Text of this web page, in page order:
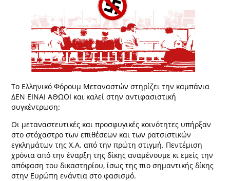
Το Ελληνικό Φόρουμ Μεταναστών στηρίζει την καμπάνια
ΔΕΝ ΕΙΝΑΙ ΑΘΩΟΙ και καλεί στην αντιφασιστική
συγκέντρωση:
Οι μεταναστευτικές και προσφυγικές κοινότητες υπήρξαν
στο στόχαστρο των επιθέσεων και των ρατσιστικών
εγκλημάτων της Χ.Α. από την πρώτη στιγμή. Πεντέμιση
χρόνια από την έναρξη της δίκης αναμένουμε κι εμείς την
απόφαση του δικαστηρίου, ίσως της πιο σημαντικής δίκης
στην Ευρώπη ενάντια στο φασισμό.